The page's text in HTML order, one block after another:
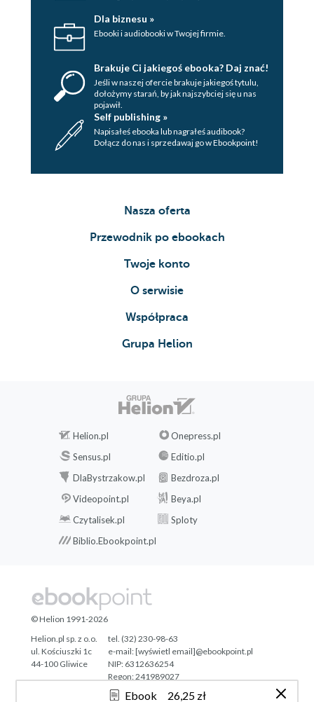
Ebook 26,25 zł
Dla biznesu »
Ebooki i audiobooki w Twojej firmie.
Brakuje Ci jakiegoś ebooka? Daj znać!
Jeśli w naszej ofercie brakuje jakiegoś tytulu,
dołożymy starań, by jak najszybciej się u nas
pojawił.
Self publishing »
Napisałeś ebooka lub nagrałeś audibook?
Dołącz do nas i sprzedawaj go w Ebookpoint!
Nasza oferta
Przewodnik po ebookach
Twoje konto
O serwisie
Współpraca
Grupa Helion
Helion.pl
Onepress.pl
Sensus.pl
Editio.pl
DlaBystrzakow.pl
Bezdroza.pl
Videopoint.pl
Beya.pl
Czytalisek.pl
Sploty
Biblio.Ebookpoint.pl
Tonik.pl
© Helion 1991-2026
Helion.pl sp. z o.o.
ul. Kościuszki 1c
44-100 Gliwice
tel. (32) 230-98-63
e-mail:[wyświetl email]@ebookpoint.pl
NIP: 6312636254
Regon: 241989027